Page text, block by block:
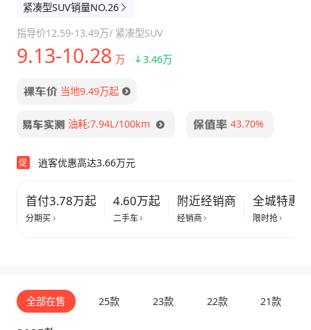
紧凑型SUV销量NO.26
指导价12.59-13.49万/ 紧凑型SUV
9.13-10.28 万 3.46万
当地9.49万起
油耗:7.94L/100km 43.70%
促 逍客优惠高达3.66万元
首付3.78万起
分期买
4.60万起
二手车
附近经销商
经销商
全城特惠
限时抢
全部在售 25款 23款 22款 21款